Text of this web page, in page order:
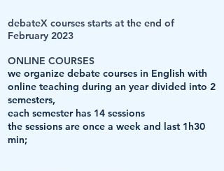
debateX courses starts at the end of
February 2023
ONLINE COURSES
we organize debate courses in English with
online teaching during an year divided into 2
semesters,
each semester has 14 sessions
the sessions are once a week and last 1h30
min;